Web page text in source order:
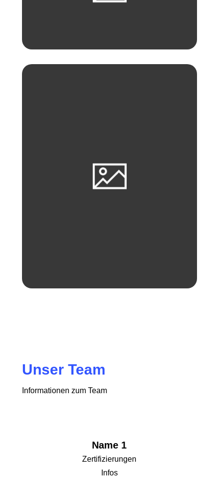
Unser Team
Informationen zum Team
Name 1
Zertifizierungen
Infos